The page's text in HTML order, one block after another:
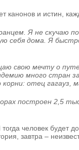
и истин,
Я не скучаю
себя дома. Я
свою мечту о
много
отец гагауз,
построен 2,5
человек будет
завтра –